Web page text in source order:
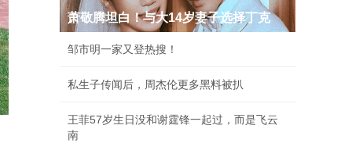
萧敬腾坦白！与大14岁妻子选择丁克
邹市明一家又登热搜！
私生子传闻后，周杰伦更多黑料被扒
王菲57岁生日没和谢霆锋一起过，而是飞云
南